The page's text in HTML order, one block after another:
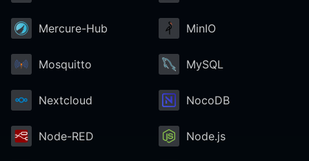
Mercure-Hub MinIO
Mosquitto MySQL
Nextcloud NocoDB
Node-RED Node.js